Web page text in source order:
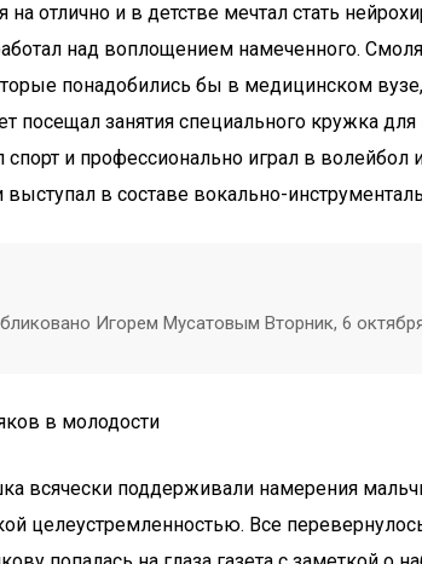
на отлично и в детстве мечтал стать
над воплощением намеченного.
понадобились бы в медицинском
посещал занятия специального кружка
и профессионально играл в волейбол
выступал в составе вокально-
Игорем Мусатовым Вторник, 6
в молодости
всячески поддерживали намерения
целеустремленностью. Все